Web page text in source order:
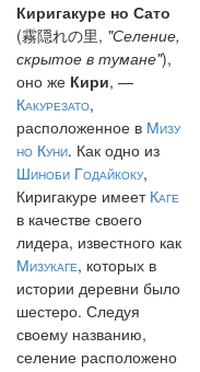
Киригакуре но Сато
(霧隠れの里, "Селение,
скрытое в тумане"),
оно же Кири, —
Какурезато,
расположенное в Мизу
но Куни. Как одно из
Шиноби Годайкоку,
Киригакуре имеет Каге
в качестве своего
лидера, известного как
Мизукаге, которых в
истории деревни было
шестеро. Следуя
своему названию,
селение расположено